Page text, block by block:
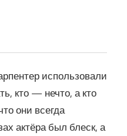
использовали
кто — нечто, а кто
они всегда
актёра был блеск, а